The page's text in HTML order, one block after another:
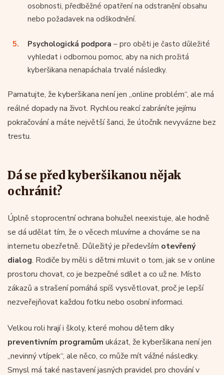
osobnosti, předběžné opatření na odstranění obsahu
nebo požadavek na odškodnění.
Psychologická podpora – pro oběti je často důležité
vyhledat i odbornou pomoc, aby na nich prožitá
kyberšikana nenapáchala trvalé následky.
Pamatujte, že kyberšikana není jen „online problém“, ale má
reálné dopady na život. Rychlou reakcí zabráníte jejímu
pokračování a máte největší šanci, že útočník nevyvázne bez
trestu.
Dá se před kyberšikanou nějak
ochránit?
Úplně stoprocentní ochrana bohužel neexistuje, ale hodně
se dá udělat tím, že o věcech mluvíme a chováme se na
internetu obezřetně. Důležitý je především otevřený
dialog. Rodiče by měli s dětmi mluvit o tom, jak se v online
prostoru chovat, co je bezpečné sdílet a co už ne. Místo
zákazů a strašení pomáhá spíš vysvětlovat, proč je lepší
nezveřejňovat každou fotku nebo osobní informaci.
Velkou roli hrají i školy, které mohou dětem díky
preventivním programům ukázat, že kyberšikana není jen
„nevinný vtípek“, ale něco, co může mít vážné následky.
Smysl má také nastavení jasných pravidel pro chování v